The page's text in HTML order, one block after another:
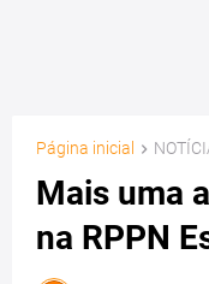
Página inicial
Mais uma
na RPPN